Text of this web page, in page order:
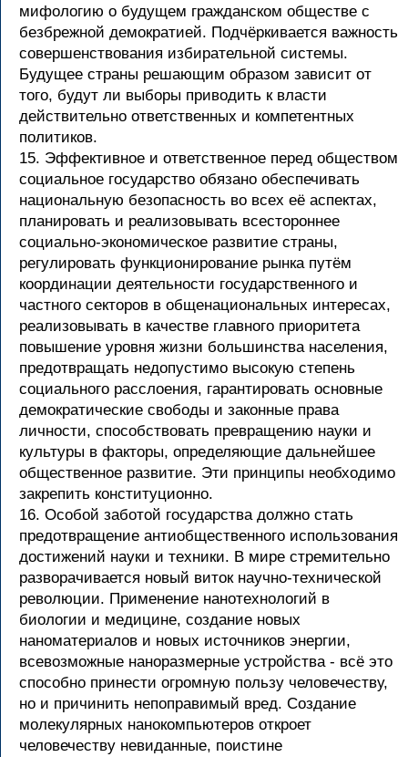
мифологию о будущем гражданском обществе с
безбрежной демократией. Подчёркивается важность
совершенствования избирательной системы.
Будущее страны решающим образом зависит от
того, будут ли выборы приводить к власти
действительно ответственных и компетентных
политиков.
15. Эффективное и ответственное перед обществом
социальное государство обязано обеспечивать
национальную безопасность во всех её аспектах,
планировать и реализовывать всестороннее
социально-экономическое развитие страны,
регулировать функционирование рынка путём
координации деятельности государственного и
частного секторов в общенациональных интересах,
реализовывать в качестве главного приоритета
повышение уровня жизни большинства населения,
предотвращать недопустимо высокую степень
социального расслоения, гарантировать основные
демократические свободы и законные права
личности, способствовать превращению науки и
культуры в факторы, определяющие дальнейшее
общественное развитие. Эти принципы необходимо
закрепить конституционно.
16. Особой заботой государства должно стать
предотвращение антиобщественного использования
достижений науки и техники. В мире стремительно
разворачивается новый виток научно-технической
революции. Применение нанотехнологий в
биологии и медицине, создание новых
наноматериалов и новых источников энергии,
всевозможные наноразмерные устройства - всё это
способно принести огромную пользу человечеству,
но и причинить непоправимый вред. Создание
молекулярных нанокомпьютеров откроет
человечеству невиданные, поистине